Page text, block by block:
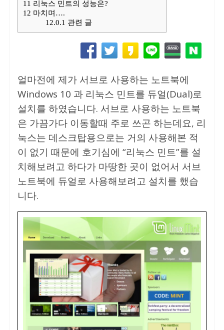
11 리눅스 민트의 성능은?
12 마치며….
12.0.1 관련 글
얼마전에 제가 서브로 사용하는 노트북에
Windows 10 과 리눅스 민트를 듀얼(Dual)로
설치를 하였습니다. 서브로 사용하는 노트북
은 가끔가다 이동할때 주로 쓰곤 하는데요, 리
눅스는 데스크탑용으로는 거의 사용해본 적
이 없기 때문에 호기심에 “리눅스 민트”를 설
치해보려고 하다가 마땅한 곳이 없어서 서브
노트북에 듀얼로 사용해보려고 설치를 했습
니다.